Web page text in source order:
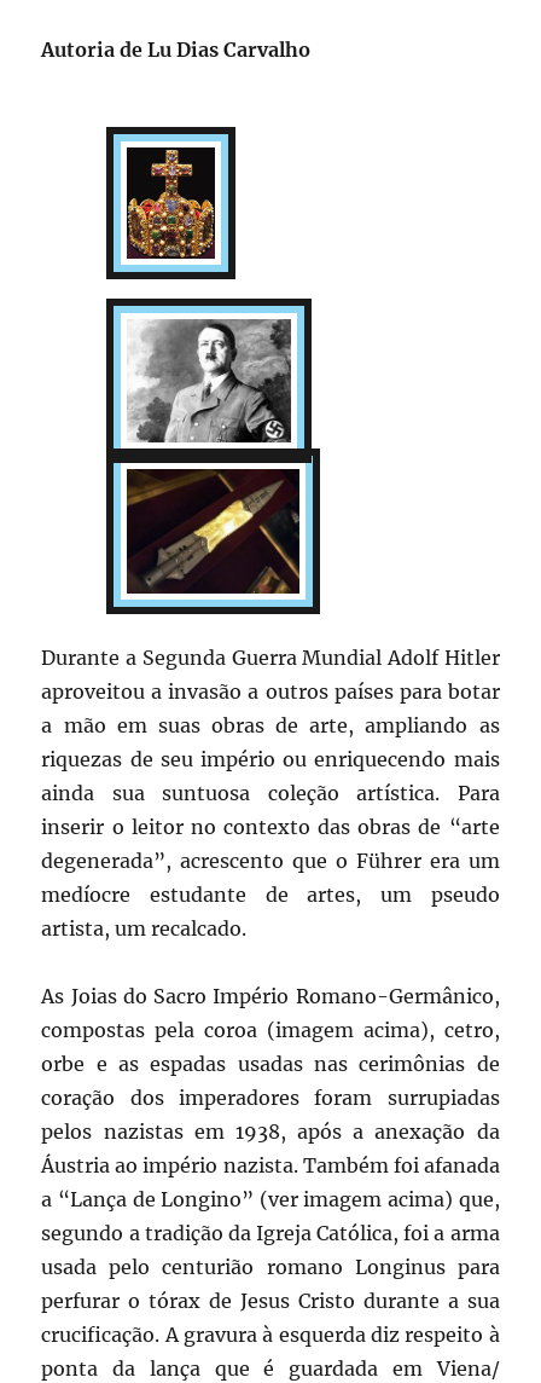
Autoria deLu Dias Carvalho
Durante a Segunda Guerra Mundial Adolf Hitler
aproveitou a invasão a outros países para botar
a mão em suas obras de arte, ampliando as
riquezas de seu império ou enriquecendo mais
ainda sua suntuosa coleção artística. Para
inserir o leitor no contexto das obras de “arte
degenerada”, acrescento que o Führer era um
medíocre estudante de artes, um pseudo
artista, um recalcado.
As Joias do Sacro Império Romano-Germânico,
compostas pela coroa (imagem acima), cetro,
orbe e as espadas usadas nas cerimônias de
coração dos imperadores foram surrupiadas
pelos nazistas em 1938, após a anexação da
Áustria ao império nazista. Também foi afanada
a “Lança de Longino” (ver imagem acima) que,
segundo a tradição da Igreja Católica, foi a arma
usada pelo centurião romano Longinus para
perfurar o tórax de Jesus Cristo durante a sua
crucificação. A gravura à esquerda diz respeito à
ponta da lança que é guardada em Viena/